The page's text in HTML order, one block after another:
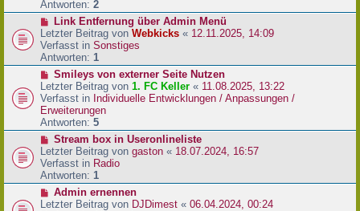
t
a
g
e
r
B
e
i
t
a
g
Antworten: 2
N
e
u
e
r
B
e
i
t
r
a
g
Link Entfernung über Admin Menü
Letzter Beitrag von Webkicks « 12.11.2025, 14:09
Verfasst in Sonstiges
Antworten: 1
N
e
u
e
r
B
e
i
t
r
a
g
Smileys von externer Seite Nutzen
Letzter Beitrag von 1. FC Keller « 11.08.2025, 13:22
Verfasst in Individuelle Entwicklungen / Anpassungen /
Erweiterungen
Antworten: 5
N
e
u
e
r
B
Stream box in Useronlineliste
Letzter Beitrag von gaston « 18.07.2024, 16:57
Verfasst in Radio
Antworten: 1
N
e
Admin ernennen
Letzter Beitrag von DJDimest « 06.04.2024, 00:24